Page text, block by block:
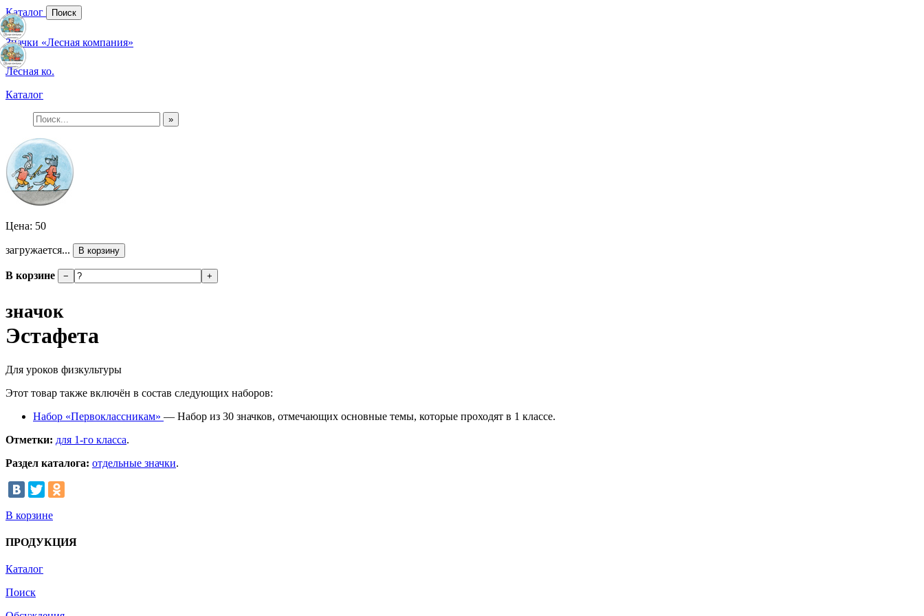
Каталог Поиск
Значки «Лесная компания»
Лесная ко.
Каталог
»
Цена: 50
загружается... В корзину
В корзине − +
значок
Эстафета
Для уроков физкультуры
Этот товар также включён в состав следующих наборов:
Набор «Первоклассникам» — Набор из 30 значков, отмечающих основные темы, которые проходят в 1 классе.
Отметки: для 1-го класса.
Раздел каталога: отдельные значки.
В корзине
ПРОДУКЦИЯ
Каталог
Поиск